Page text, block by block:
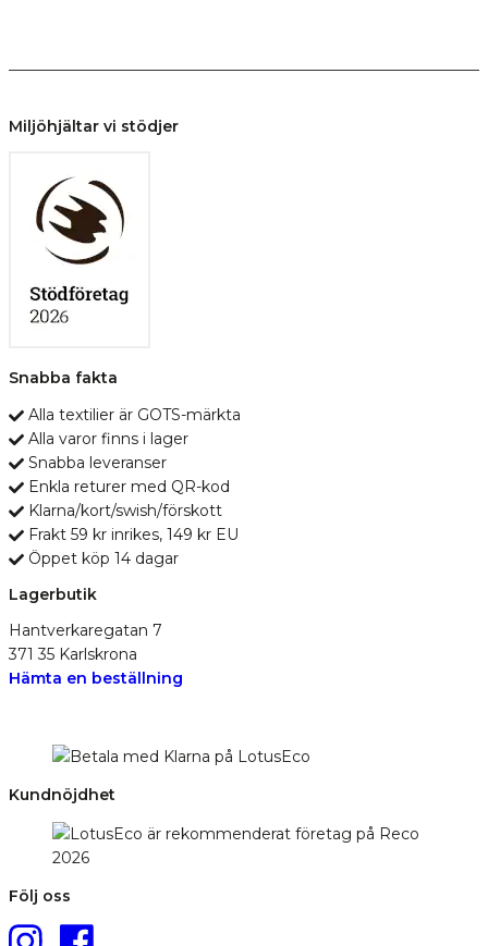
Miljöhjältar vi stödjer
Snabba fakta
Alla textilier är GOTS-märkta
Alla varor finns i lager
Snabba leveranser
Enkla returer med QR-kod
Klarna/kort/swish/förskott
Frakt 59 kr inrikes, 149 kr EU
Öppet köp 14 dagar
Lagerbutik
Hantverkaregatan 7
371 35 Karlskrona
Hämta en beställning
Kundnöjdhet
Följ oss